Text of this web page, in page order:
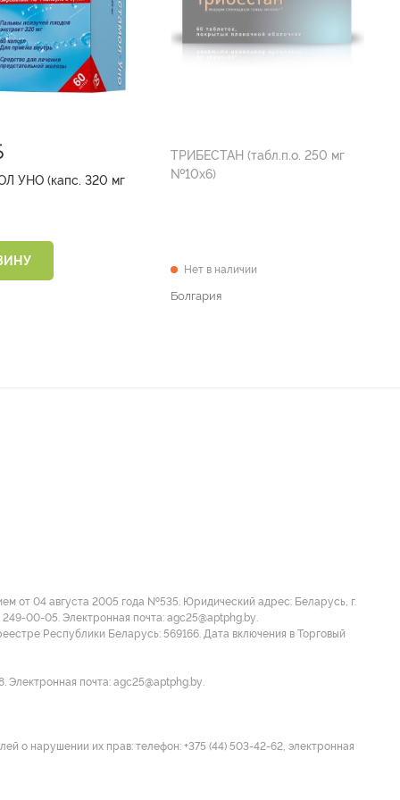
УНО (капс. 320 мг
ТРИБЕСТАН (табл.п.о. 250 мг
№10х6)
Нет в наличии
Болгария
от 04 августа 2005 года №535. Юридический адрес: Беларусь, г.
00-05. Электронная почта: agc25@aptphg.by.
Республики Беларусь: 569166. Дата включения в Торговый
почта: agc25@aptphg.by.
о нарушении их прав: телефон: +375 (44) 503-42-62, электронная